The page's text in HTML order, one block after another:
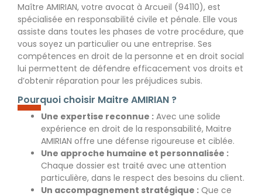
Maître AMIRIAN, votre avocat à Arcueil (94110), est
spécialisée en responsabilité civile et pénale. Elle vous
assiste dans toutes les phases de votre procédure, que
vous soyez un particulier ou une entreprise. Ses
compétences en droit de la personne et en droit social
lui permettent de défendre efficacement vos droits et
d’obtenir réparation pour les préjudices subis.
Pourquoi choisir Maitre AMIRIAN ?
Une expertise reconnue : Avec une solide
expérience en droit de la responsabilité, Maitre
AMIRIAN offre une défense rigoureuse et ciblée.
Une approche humaine et personnalisée :
Chaque dossier est traité avec une attention
particulière, dans le respect des besoins du client.
Un accompagnement stratégique : Que ce